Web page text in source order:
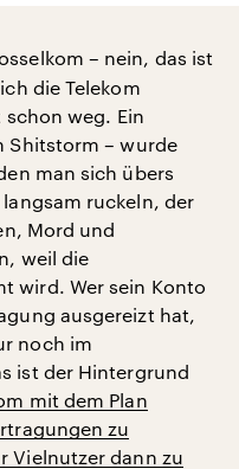
– nein, das ist
die Telekom
weg. Ein
Shitstorm – wurde
man sich übers
ruckeln, der
Mord und
weil die
wird. Wer sein Konto
ausgereizt hat,
noch im
ist der Hintergrund
mit dem Plan
zu
Vielnutzer dann zu